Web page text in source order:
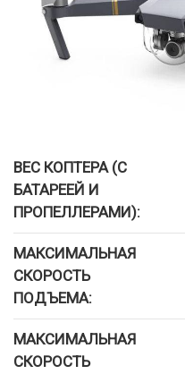
ВЕС КОПТЕРА (С
БАТАРЕЕЙ И
ПРОПЕЛЛЕРАМИ):
МАКСИМАЛЬНАЯ
СКОРОСТЬ
ПОДЪЕМА:
МАКСИМАЛЬНАЯ
СКОРОСТЬ